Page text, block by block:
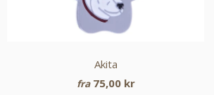
Akita
fra 75,00 kr